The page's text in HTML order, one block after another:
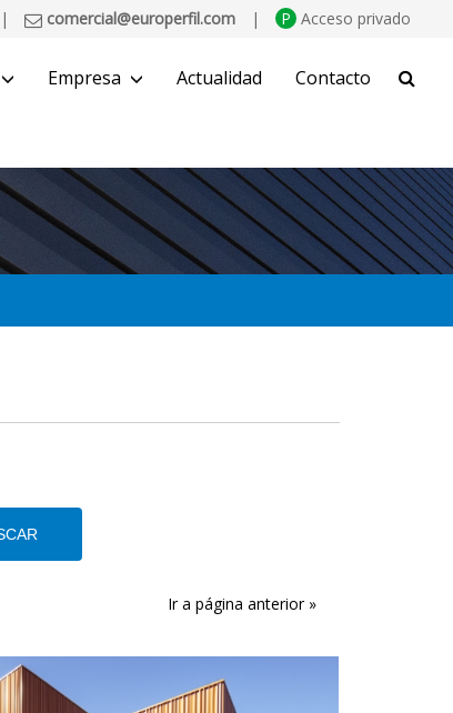
| comercial@europerfil.com | P Acceso privado
Empresa Actualidad Contacto
BUSCAR
Ir a página anterior »